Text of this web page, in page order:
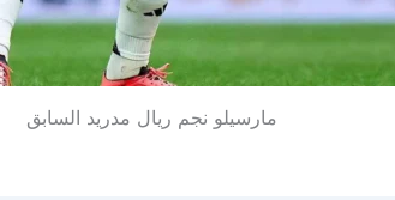
مارسيلو نجم ريال مدريد السابق